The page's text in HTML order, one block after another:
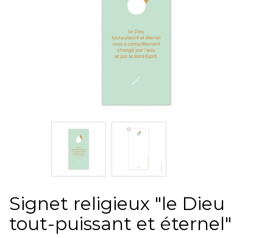
Signet religieux "le Dieu
tout-puissant et éternel"